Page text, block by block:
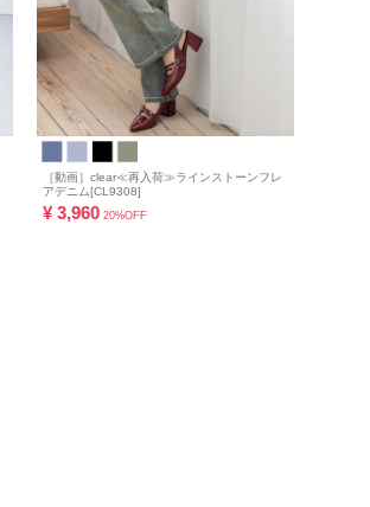
［動画］clear≪再入荷≫ラインストーンフレ
アデニム[CL9308]
¥ 3,960 20%OFF